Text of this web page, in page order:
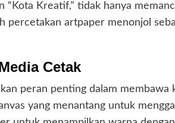
“Kota Kreatif,” tidak hanya
percetakan artpaper menonjol
Cetak
peran penting dalam
yang menantang untuk